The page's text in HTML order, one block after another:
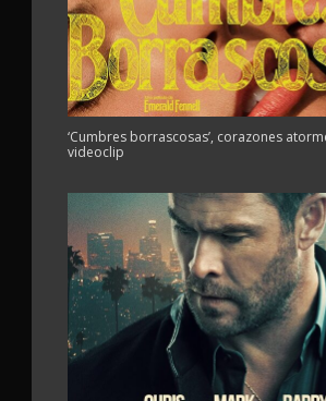
‘Cumbres borrascosas’, corazones
videoclip